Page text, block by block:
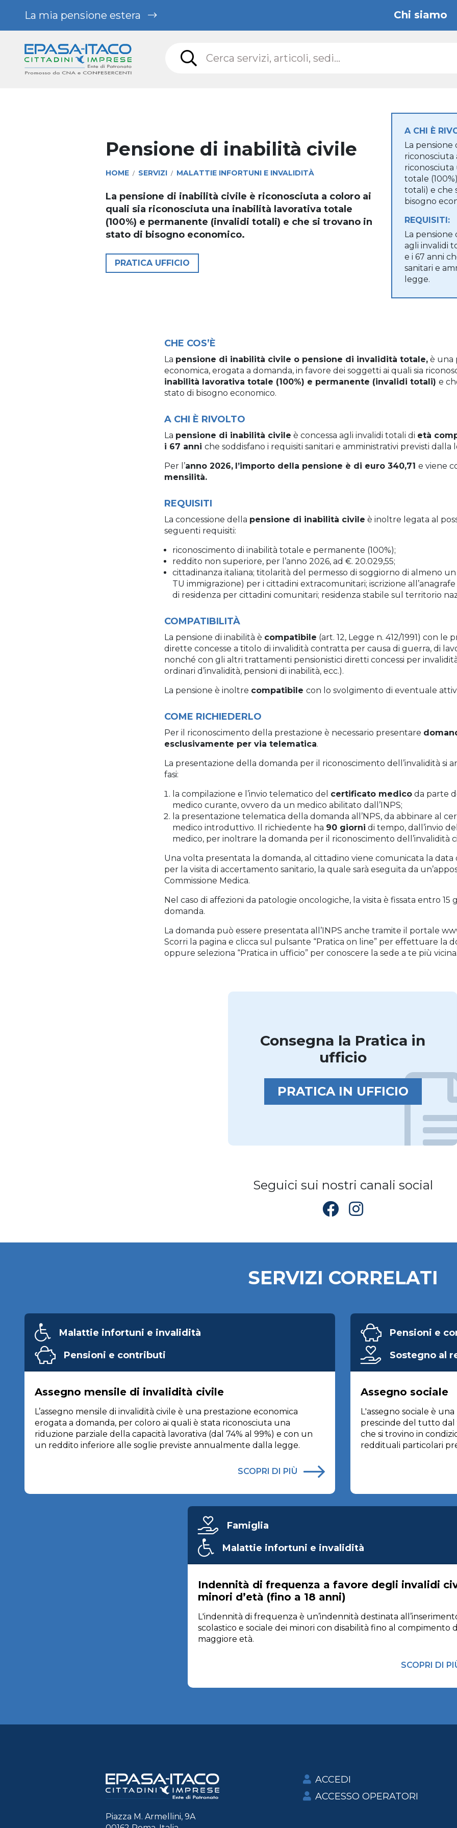
La mia pensione estera Chi siamo
Malattie infortuni e invalidità /Pensione di inabilità civile Che cos'è A chi è
Pensione di inabilità civile
HOME / SERVIZI / MALATTIE INFORTUNI E INVALIDITÀ
La pensione di inabilità civile è riconosciuta a coloro ai
quali sia riconosciuta una inabilità lavorativa totale
(100%) e permanente (invalidi totali) e che si trovano in
stato di bisogno economico.
PRATICA UFFICIO
A CHI È
La pensione
riconosciuta
riconosciuta
totale
totali) e che
bisogno
REQUISITI:
La pensione
agli invalidi
e i 67 anni
sanitari e
legge.
CHE COS’È
La pensione di inabilità civile o pensione di invalidità totale, è una
economica, erogata a domanda, in favore dei soggetti ai quali sia
inabilità lavorativa totale (100%) e permanente (invalidi totali) e
stato di bisogno economico.
A CHI È RIVOLTO
La pensione di inabilità civile è concessa agli invalidi totali di età
i 67 anni che soddisfano i requisiti sanitari e amministrativi previsti dalla
Per l’anno 2026, l’importo della pensione è di euro 340,71 e viene
mensilità.
REQUISITI
La concessione della pensione di inabilità civile è inoltre legata al
seguenti requisiti:
riconoscimento di inabilità totale e permanente (100%);
reddito non superiore, per l’anno 2026, ad €. 20.029,55;
cittadinanza italiana; titolarità del permesso di soggiorno di almeno un
TU immigrazione) per i cittadini extracomunitari; iscrizione
di residenza per cittadini comunitari; residenza stabile sul territorio
COMPATIBILITÀ
La pensione di inabilità è compatibile (art. 12, Legge n. 412/1991) con le
dirette concesse a titolo di invalidità contratta per causa di guerra, di
nonché con gli altri trattamenti pensionistici diretti concessi per
ordinari d’invalidità, pensioni di inabilità, ecc.).
La pensione è inoltre compatibile con lo svolgimento di eventuale
COME RICHIEDERLO
Per il riconoscimento della prestazione è necessario presentare
esclusivamente per via telematica.
La presentazione della domanda per il riconoscimento dell’invalidità si
fasi:
la compilazione e l’invio telematico del certificato medico da parte
medico curante, ovvero da un medico abilitato dall’INPS;
la presentazione telematica della domanda all’NPS, da abbinare al
medico introduttivo. Il richiedente ha 90 giorni di tempo, dall’invio
medico, per inoltrare la domanda per il riconoscimento dell’invalidità
Una volta presentata la domanda, al cittadino viene comunicata la data
per la visita di accertamento sanitario, la quale sarà eseguita da
Commissione Medica.
Nel caso di affezioni da patologie oncologiche, la visita è fissata entro 15
domanda.
La domanda può essere presentata all’INPS anche tramite il portale
Scorri la pagina e clicca sul pulsante “Pratica on line” per effettuare la
oppure seleziona “Pratica in ufficio” per conoscere la sede a te più vicina.
Consegna la Pratica in
ufficio
PRATICA IN UFFICIO
Seguici sui nostri canali social
SERVIZI CORRELATI
Malattie infortuni e invalidità
Pensioni e contributi
Assegno mensile di invalidità civile
L’assegno mensile di invalidità civile è una prestazione economica
erogata a domanda, per coloro ai quali è stata riconosciuta una
riduzione parziale della capacità lavorativa (dal 74% al 99%) e con un
un reddito inferiore alle soglie previste annualmente dalla legge.
SCOPRI DI PIÙ
Pensioni e
Sostegno al
Assegno sociale
L'assegno sociale è
prescinde del tutto dal
che si trovino in
reddituali particolari
Famiglia
Malattie infortuni e invalidità
Indennità di frequenza a favore degli invalidi
minori d’età (fino a 18 anni)
L'indennità di frequenza è un’indennità destinata
scolastico e sociale dei minori con disabilità fino al compimento
maggiore età.
SCOPRI DI
Piazza M. Armellini, 9A
ACCEDI
ACCESSO OPERATORI